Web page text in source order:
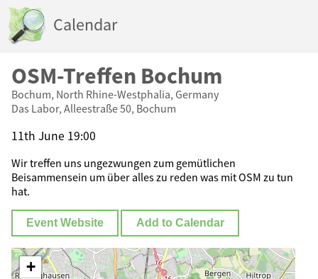
Calendar
OSM-Treffen Bochum
Bochum, North Rhine-Westphalia, Germany
Das Labor, Alleestraße 50, Bochum
11th June 19:00
Wir treffen uns ungezwungen zum gemütlichen
Beisammensein um über alles zu reden was mit OSM zu tun
hat.
Event Website Add to Calendar
+